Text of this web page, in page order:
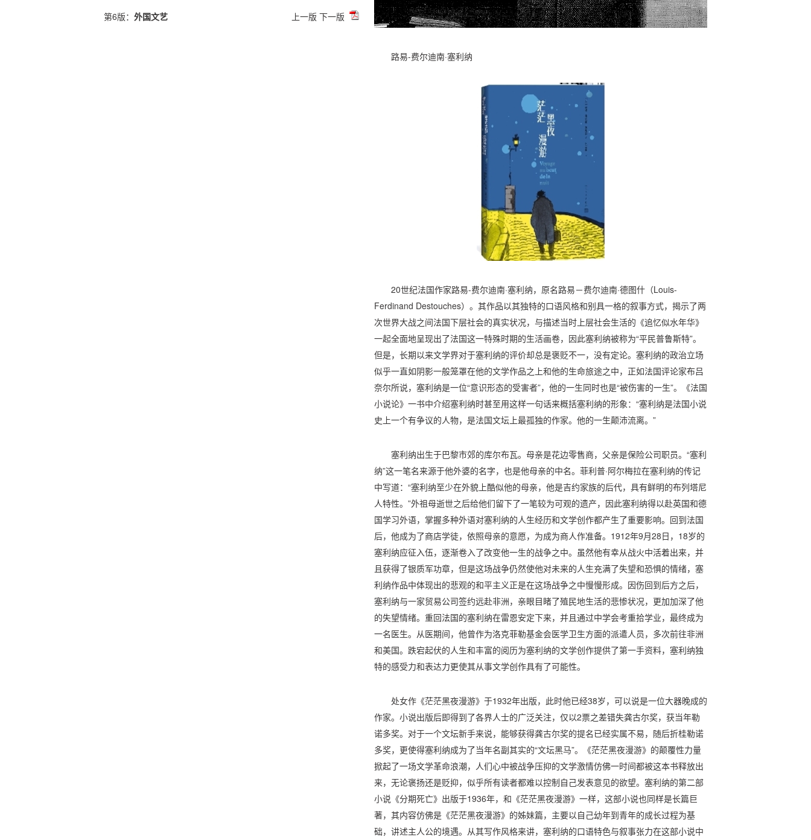
第6版： 外国文艺 上一版 下一版
路易-费尔迪南·塞利纳
20世纪法国作家路易-费尔迪南·塞利纳，原名路易－费尔迪南·德图什（Louis-
Ferdinand Destouches）。其作品以其独特的口语风格和别具一格的叙事方式，揭示了两
次世界大战之间法国下层社会的真实状况，与描述当时上层社会生活的《追忆似水年华》
一起全面地呈现出了法国这一特殊时期的生活画卷，因此塞利纳被称为“平民普鲁斯特”。
但是，长期以来文学界对于塞利纳的评价却总是褒贬不一，没有定论。塞利纳的政治立场
似乎一直如阴影一般笼罩在他的文学作品之上和他的生命旅途之中，正如法国评论家布吕
奈尔所说，塞利纳是一位“意识形态的受害者”，他的一生同时也是“被伤害的一生”。《法国
小说论》一书中介绍塞利纳时甚至用这样一句话来概括塞利纳的形象：“塞利纳是法国小说
史上一个有争议的人物，是法国文坛上最孤独的作家。他的一生颠沛流离。”
塞利纳出生于巴黎市郊的库尔布瓦。母亲是花边零售商，父亲是保险公司职员。“塞利
纳”这一笔名来源于他外婆的名字，也是他母亲的中名。菲利普·阿尔梅拉在塞利纳的传记
中写道：“塞利纳至少在外貌上酷似他的母亲，他是吉约家族的后代，具有鲜明的布列塔尼
人特性。”外祖母逝世之后给他们留下了一笔较为可观的遗产，因此塞利纳得以赴英国和德
国学习外语，掌握多种外语对塞利纳的人生经历和文学创作都产生了重要影响。回到法国
后，他成为了商店学徒，依照母亲的意愿，为成为商人作准备。1912年9月28日，18岁的
塞利纳应征入伍，逐渐卷入了改变他一生的战争之中。虽然他有幸从战火中活着出来，并
且获得了银质军功章，但是这场战争仍然使他对未来的人生充满了失望和恐惧的情绪，塞
利纳作品中体现出的悲观的和平主义正是在这场战争之中慢慢形成。因伤回到后方之后，
塞利纳与一家贸易公司签约远赴非洲，亲眼目睹了殖民地生活的悲惨状况，更加加深了他
的失望情绪。重回法国的塞利纳在雷恩安定下来，并且通过中学会考重拾学业，最终成为
一名医生。从医期间，他曾作为洛克菲勒基金会医学卫生方面的派遣人员，多次前往非洲
和美国。跌宕起伏的人生和丰富的阅历为塞利纳的文学创作提供了第一手资料，塞利纳独
特的感受力和表达力更使其从事文学创作具有了可能性。
处女作《茫茫黑夜漫游》于1932年出版，此时他已经38岁，可以说是一位大器晚成的
作家。小说出版后即得到了各界人士的广泛关注，仅以2票之差错失龚古尔奖，获当年勒
诺多奖。对于一个文坛新手来说，能够获得龚古尔奖的提名已经实属不易，随后折桂勒诺
多奖，更使得塞利纳成为了当年名副其实的“文坛黑马”。《茫茫黑夜漫游》的颠覆性力量
掀起了一场文学革命浪潮，人们心中被战争压抑的文学激情仿佛一时间都被这本书释放出
来，无论褒扬还是贬抑，似乎所有读者都难以控制自己发表意见的欲望。塞利纳的第二部
小说《分期死亡》出版于1936年，和《茫茫黑夜漫游》一样，这部小说也同样是长篇巨
著，其内容仿佛是《茫茫黑夜漫游》的姊妹篇，主要以自己幼年到青年的成长过程为基
础，讲述主人公的境遇。从其写作风格来讲，塞利纳的口语特色与叙事张力在这部小说中